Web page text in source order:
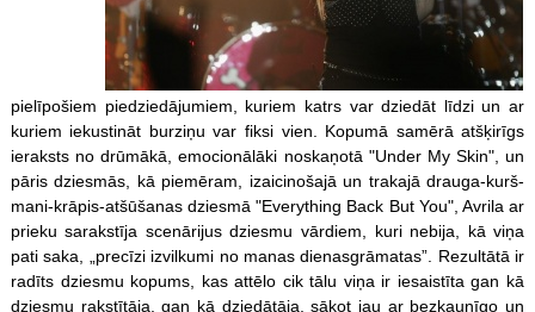
pielīpošiem piedziedājumiem, kuriem katrs var dziedāt līdzi un ar
kuriem iekustināt burziņu var fiksi vien. Kopumā samērā atšķirīgs
ieraksts no drūmākā, emocionālāki noskaņotā "Under My Skin", un
pāris dziesmās, kā piemēram, izaicinošajā un trakajā drauga-kurš-
mani-krāpis-atšūšanas dziesmā "Everything Back But You", Avrila ar
prieku sarakstīja scenārijus dziesmu vārdiem, kuri nebija, kā viņa
pati saka, „precīzi izvilkumi no manas dienasgrāmatas”. Rezultātā ir
radīts dziesmu kopums, kas attēlo cik tālu viņa ir iesaistīta gan kā
dziesmu rakstītāja, gan kā dziedātāja, sākot jau ar bezkaunīgo un